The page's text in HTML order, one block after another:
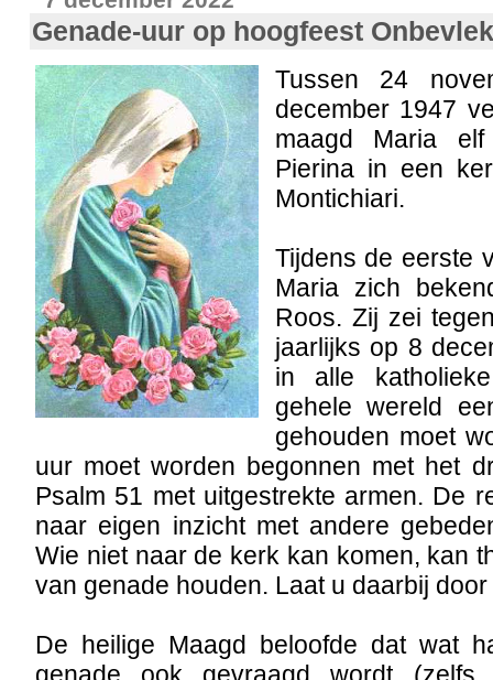
Genade-uur op hoogfeest
Tussen 24
december 1947
maagd Maria
Pierina in een
Montichiari.
Tijdens de eerste
Maria zich
Roos. Zij zei
jaarlijks op 8
in alle
gehele wereld
gehouden moet
uur moet worden begonnen met het
Psalm 51 met uitgestrekte armen. De
naar eigen inzicht met andere
Wie niet naar de kerk kan komen, kan
van genade houden. Laat u daarbij
De heilige Maagd beloofde dat wat